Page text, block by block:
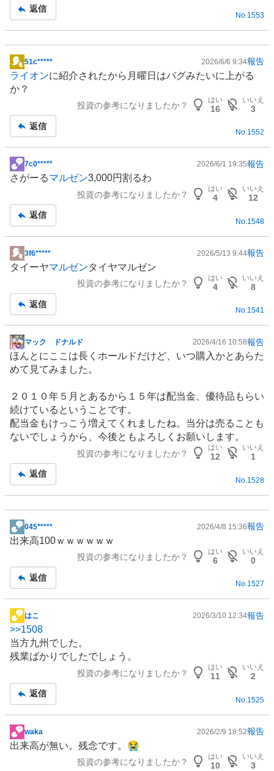
返信
No. 1553
掲
示
板
51c***** 2026/6/6 9:34報告
ライオンに紹介されたから月曜日はバグみたいに上がる
か？
投資の参考になりましたか？
はい
16
いいえ
3
返信
No.1552
掲
示
事
7c0***** 2026/6/1 19:35報告
さがーるマルゼン3,000円割るわ
投資の参考になりましたか？
はい
4
いいえ
12
返信
No. 1548
掲
示
事
3f6***** 2026/5/13 9:44報告
タイーヤマルゼンタイヤマルゼン
投資の参考になりましたか？
はい
4
いいえ
8
返信
No.1541
掲
示
板
事
マック ドナルド 2026/4/16 10:58報告
ほんとにここは長くホールドだけど、いつ購入かとあらた
めて見てみました。
２０１０年５月とあるから１５年は配当金、優待品もらい
続けているということです。
配当金もけっこう増えてくれましたね。当分は売ることも
ないでしょうから、今後ともよろしくお願いします。
投資の参考になりましたか？
はい
12
いいえ
1
返信
No. 1528
掲
示
事
045***** 2026/4/8 15:36報告
出来高100ｗｗｗｗｗｗ
投資の参考になりましたか？
はい
6
いいえ
0
返信
No.1527
掲
示
板
記
はこ 2026/3/10 12:34報告
>>1508
当方九州でした。
残業ばかりでしたでしょう。
投資の参考になりましたか？
はい
11
いいえ
2
返信
No. 1525
掲
示
waka 2026/2/9 18:52報告
出来高が無い。残念です。😭
投資の参考になりましたか？
はい
10
いいえ
3